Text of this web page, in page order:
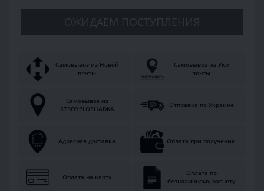
ОЖИДАЕМ ПОСТУПЛЕНИЯ
Самовывоз из Новой
почты
Самовывоз из Укр
почты
Самовывоз из
STROYPLOSHADKA
Отправка по Украине
Адресная доставка Оплата при получении
Оплата на карту
Оплата по
безналичному расчету